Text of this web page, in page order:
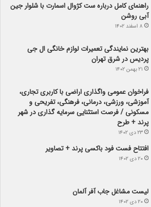
راهنمای کامل درباره ست کژوال اسمارت با شلوار جین
آبی روشن
۸ اسفند ۱۴۰۲
بهترین نمایندگی تعمیرات لوازم خانگی ال جی
پردیس در شرق تهران
۲۱ بهمن ۱۴۰۲
فراخوان عمومی واگذاری اراضی با کاربری تجاری،
آموزشی، ورزشی، درمانی، فرهنگی، تفریحی و
مسکونی / فرصت استثنایی سرمایه گذاری در شهر
پرند + طرح
۲۳ دی ۱۴۰۲
افتتاح فست فود باکسی پرند + تصاویر
۲۰ دی ۱۴۰۲
لیست مشاغل جاب آفر آلمان
۲۰ دی ۱۴۰۲